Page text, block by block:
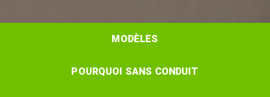
MODÈLES
POURQUOI SANS CONDUIT